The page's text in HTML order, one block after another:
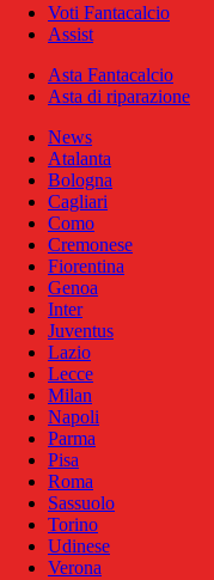
Voti Fantacalcio
Assist
Asta Fantacalcio
Asta di riparazione
News
Atalanta
Bologna
Cagliari
Como
Cremonese
Fiorentina
Genoa
Inter
Juventus
Lazio
Lecce
Milan
Napoli
Parma
Pisa
Roma
Sassuolo
Torino
Udinese
Verona